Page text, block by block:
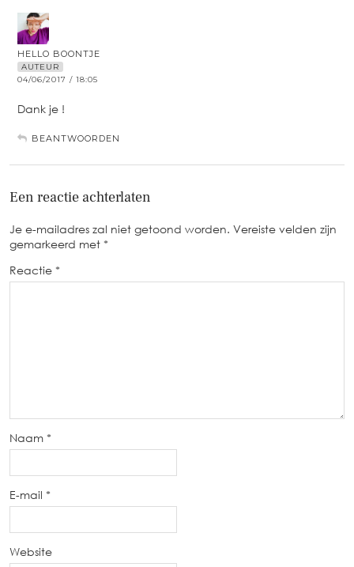
HELLO BOONTJE
AUTEUR
04/06/2017 / 18:05
Dank je !
BEANTWOORDEN
Een reactie achterlaten
Je e-mailadres zal niet getoond worden. Vereiste velden zijn
gemarkeerd met *
Reactie *
Naam *
E-mail *
Website